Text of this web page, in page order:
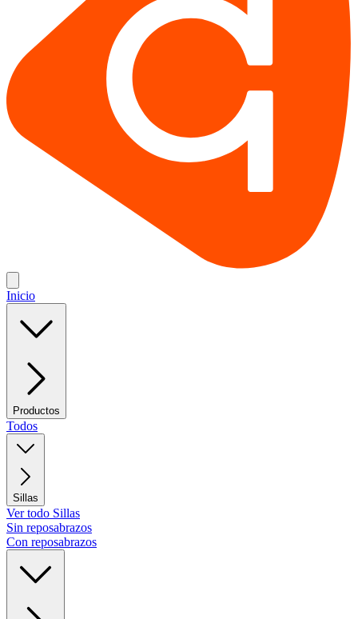
Inicio
Productos
Todos
Sillas
Ver todo Sillas
Sin reposabrazos
Con reposabrazos